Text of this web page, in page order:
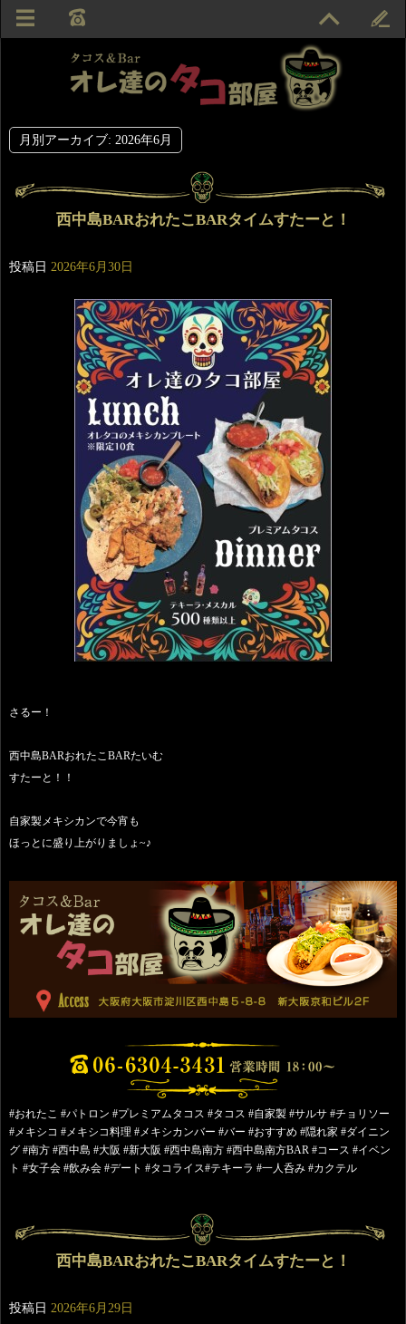
月別アーカイブ: 2026年6月
西中島BARおれたこBARタイムすたーと！
投稿日 2026年6月30日
さるー！
西中島BARおれたこBARたいむ
すたーと！！
自家製メキシカンで今宵も
ほっとに盛り上がりましょ~♪
#おれたこ #パトロン #プレミアムタコス #タコス #自家製 #サルサ #チョリソー
#メキシコ #メキシコ料理 #メキシカンバー #バー #おすすめ #隠れ家 #ダイニン
グ #南方 #西中島 #大阪 #新大阪 #西中島南方 #西中島南方BAR #コース #イベン
ト #女子会 #飲み会 #デート #タコライス#テキーラ #一人呑み #カクテル
西中島BARおれたこBARタイムすたーと！
投稿日 2026年6月29日